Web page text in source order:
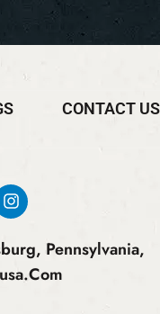
CONTACT US
Pennsylvania,